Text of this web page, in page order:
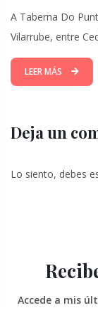
A Taberna Do
Vilarrube, entre
LEER MÁS
Deja un
Lo siento, debes
Accede a mis